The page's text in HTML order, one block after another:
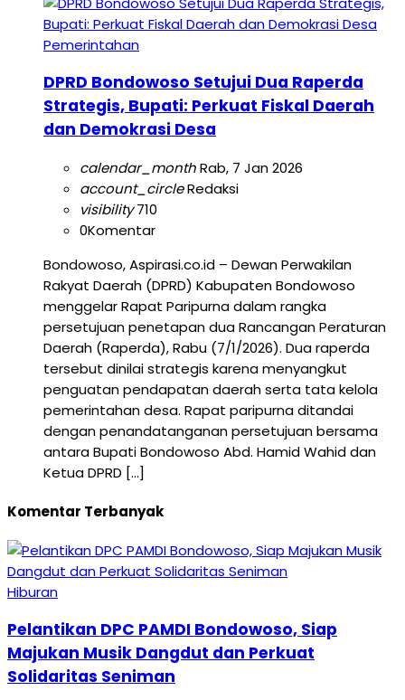
Pemerintahan
DPRD Bondowoso Setujui Dua Raperda
Strategis, Bupati: Perkuat Fiskal Daerah
dan Demokrasi Desa
calendar_monthRab, 7 Jan 2026
account_circleRedaksi
visibility710
0Komentar
Bondowoso, Aspirasi.co.id – Dewan Perwakilan
Rakyat Daerah (DPRD) Kabupaten Bondowoso
menggelar Rapat Paripurna dalam rangka
persetujuan penetapan dua Rancangan Peraturan
Daerah (Raperda), Rabu (7/1/2026). Dua raperda
tersebut dinilai strategis karena menyangkut
penguatan pendapatan daerah serta tata kelola
pemerintahan desa. Rapat paripurna ditandai
dengan penandatanganan persetujuan bersama
antara Bupati Bondowoso Abd. Hamid Wahid dan
Ketua DPRD […]
Komentar Terbanyak
Hiburan
Pelantikan DPC PAMDI Bondowoso, Siap
Majukan Musik Dangdut dan Perkuat
Solidaritas Seniman